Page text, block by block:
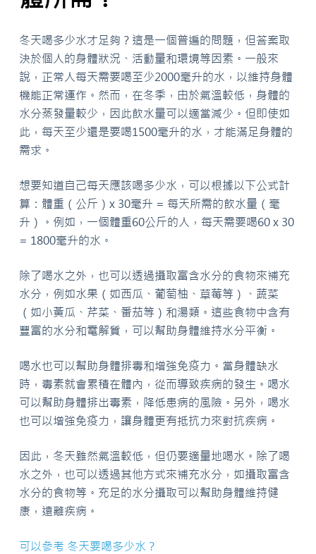
冬天喝多少水才足夠？這是一個普遍的問題，但答案取
決於個人的身體狀況、活動量和環境等因素。一般來
說，正常人每天需要喝至少2000毫升的水，以維持身體
機能正常運作。然而，在冬季，由於氣溫較低，身體的
水分蒸發量較少，因此飲水量可以適當減少。但即使如
此，每天至少還是要喝1500毫升的水，才能滿足身體的
需求。
想要知道自己每天應該喝多少水，可以根據以下公式計
算：體重（公斤）x 30毫升 = 每天所需的飲水量（毫
升）。例如，一個體重60公斤的人，每天需要喝60 x 30
= 1800毫升的水。
除了喝水之外，也可以透過攝取富含水分的食物來補充
水分，例如水果（如西瓜、葡萄柚、草莓等）、蔬菜
（如小黃瓜、芹菜、番茄等）和湯類。這些食物中含有
豐富的水分和電解質，可以幫助身體維持水分平衡。
喝水也可以幫助身體排毒和增強免疫力。當身體缺水
時，毒素就會累積在體內，從而導致疾病的發生。喝水
可以幫助身體排出毒素，降低患病的風險。另外，喝水
也可以增強免疫力，讓身體更有抵抗力來對抗疾病。
因此，冬天雖然氣溫較低，但仍要適量地喝水。除了喝
水之外，也可以透過其他方式來補充水分，如攝取富含
水分的食物等。充足的水分攝取可以幫助身體維持健
康，遠離疾病。
可以參考 冬天要喝多少水？